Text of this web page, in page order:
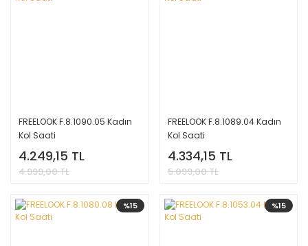
FREELOOK F.8.1090.05 Kadın
Kol Saati
4.249,15 TL
4.999,00 TL
FREELOOK F.8.1089.04 Kadın
Kol Saati
4.334,15 TL
5.099,00 TL
%15 %15